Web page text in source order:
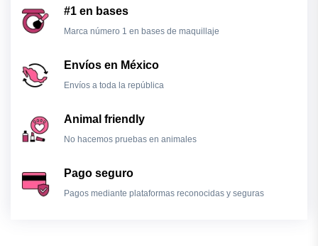
#1 en bases
Marca número 1 en bases de maquillaje
Envíos en México
Envíos a toda la república
Animal friendly
No hacemos pruebas en animales
Pago seguro
Pagos mediante plataformas reconocidas y seguras